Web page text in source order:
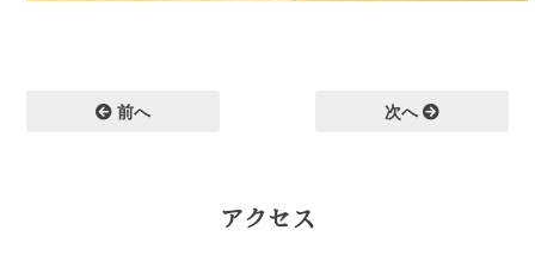
前へ 次へ
アクセス